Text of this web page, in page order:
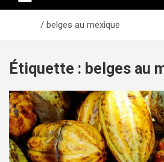
belges au mexique
Étiquette : belges au